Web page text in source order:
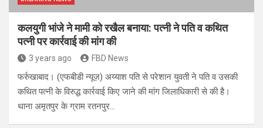
कलयुगी भांजे ने मामी को रखैल बनाया: पत्नी ने पति व कथित
पत्नी पर कार्रवाई की मांग की
3 years ago FBD News
फर्रुखाबाद। (एफबीडी न्यूज़) अय्याश पति से परेशान युवती ने पति व उसकी
कथित पत्नी के विरुद्ध कार्रवाई किए जाने की मांग जिलाधिकारी से की है।
थाना अमृतपुर के ग्राम रतनपुर…